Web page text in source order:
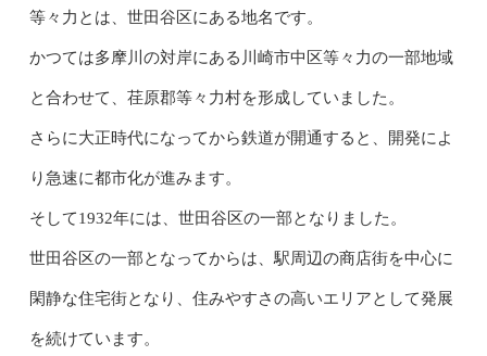
等々力とは、世田谷区にある地名です。
かつては多摩川の対岸にある川崎市中区等々力の一部地域
と合わせて、荏原郡等々力村を形成していました。
さらに大正時代になってから鉄道が開通すると、開発によ
り急速に都市化が進みます。
そして1932年には、世田谷区の一部となりました。
世田谷区の一部となってからは、駅周辺の商店街を中心に
閑静な住宅街となり、住みやすさの高いエリアとして発展
を続けています。